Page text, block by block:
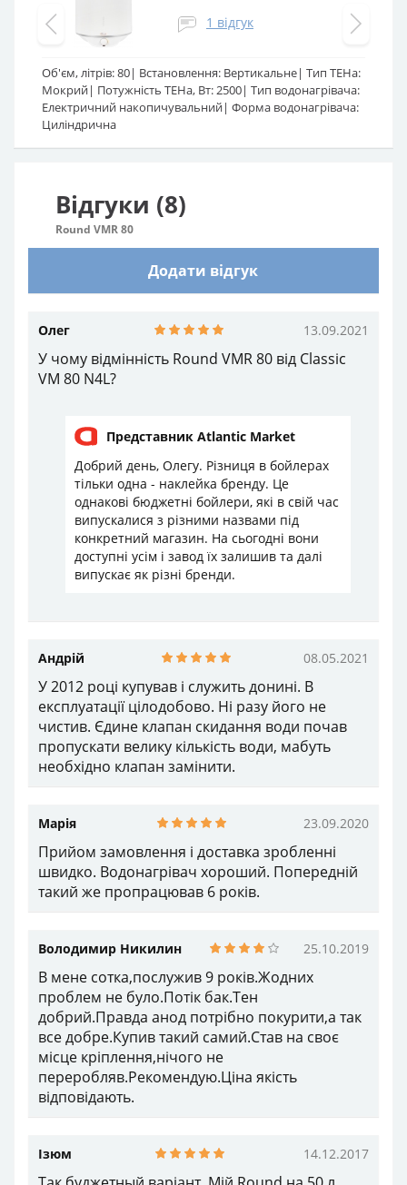
Відгуки (8)
Round VMR 80
Олег
У чому відмінність Round VMR 80 від Classic VM
80 N4L?
Добрий день, Олегу. Різниця в бойлерах
тільки одна - наклейка бренду. Це однакові
бюджетні бойлери, які в свій час
випускалися з різними назвами під
доступні усім і завод їх залишив та далі
випускає як різні бренди.
Андрій
У 2012 році купував і служить донині. В
експлуатації цілодобово. Ні разу його не чистив.
Марія 23.09.2020
Прийом замовлення і доставка зробленні
швидко. Водонагрівач хороший. Попередній
такий же пропрацював 6 років.
Володимир Никилин 25.10.2019
В мене сотка,послужив 9 років.Жодних проблем
не було.Потік бак.Тен добрий.Правда анод
потрібно покурити,а так все добре.Купив такий
самий.Став на своє місце кріплення,нічого не
відповідають.
Ізюм
Так буджетный варіант. Мій Round на 50 л.
прослужив 14 років з 2013 р. потік, тен міняв 2
рази . Чистив не регулярно хоча вода у мене
крейдяна накипу вигрібав по відру. Хочу собі
поставити його. 14.12.2017